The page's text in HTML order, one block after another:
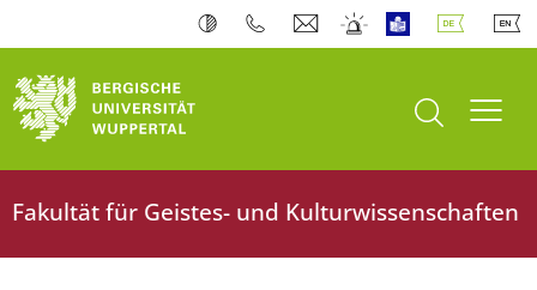
Suche öffnen
Fakultät für Geistes- und Kulturwissenschaften